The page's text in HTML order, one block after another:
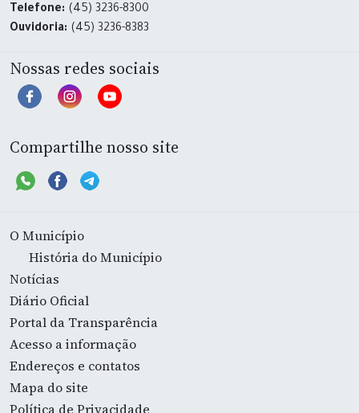
Telefone: (45) 3236-8300
Ouvidoria: (45) 3236-8383
Nossas redes sociais
Compartilhe nosso site
O Município
História do Município
Notícias
Diário Oficial
Portal da Transparência
Acesso a informação
Endereços e contatos
Mapa do site
Política de Privacidade